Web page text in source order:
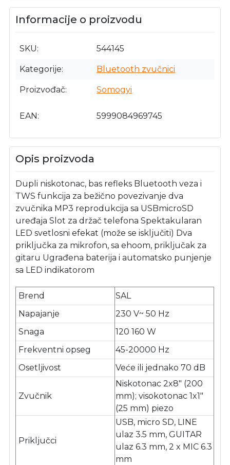
Informacije o proizvodu
SKU 544145
Kategorije Bluetooth zvučnici
Proizvođač Somogyi
EAN 5999084969745
Opis proizvoda
Dupli niskotonac, bas refleks Bluetooth veza i
TWS funkcija za bežično povezivanje dva
zvučnika MP3 reprodukcija sa USBmicroSD
uređaja Slot za držač telefona Spektakularan
LED svetlosni efekat (može se isključiti) Dva
priključka za mikrofon, sa ehoom, priključak za
gitaru Ugrađena baterija i automatsko punjenje
sa LED indikatorom
Brend
SAL
Napajanje
230 V~ 50 Hz
Snaga
120 160 W
Frekventni opseg
45-20000 Hz
Osetljivost
Veće ili jednako 70 dB
Zvučnik
Niskotonac 2x8" (200
mm); visokotonac 1x1"
(25 mm) piezo
Priključci
USB, micro SD, LINE
ulaz 3.5 mm, GUITAR
ulaz 6.3 mm, 2 x MIC 6.3
mm